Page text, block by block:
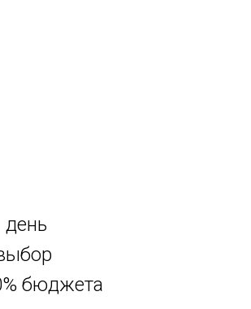
бюджета